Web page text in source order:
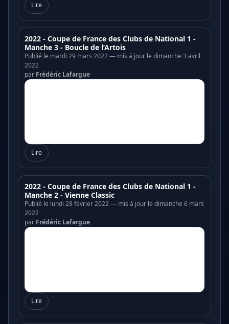
Lire
2022 - Coupe de France des Clubs de National 1 -
Manche 3 - Boucle de l’Artois
Publié le mardi 29 mars 2022 — mis à jour le dimanche 3 avril
2022
par Frédéric Lafargue
Lire
2022 - Coupe de France des Clubs de National 1 -
Manche 2 - Vienne Classic
Publié le lundi 28 février 2022 — mis à jour le dimanche 6 mars
2022
par Frédéric Lafargue
Lire